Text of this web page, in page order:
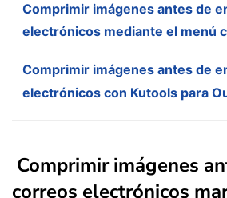
Comprimir imágenes antes de
electrónicos mediante el menú
Comprimir imágenes antes de
electrónicos con Kutools para
Comprimir imágenes
correos electrónicos